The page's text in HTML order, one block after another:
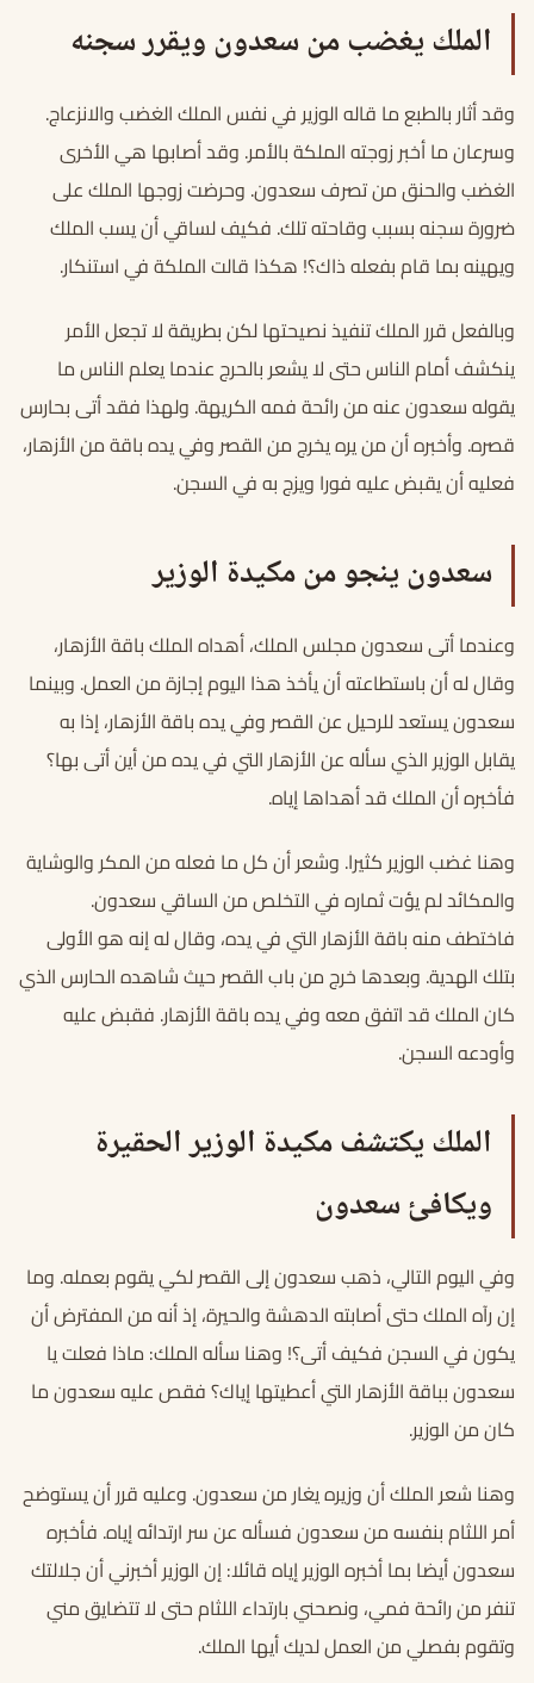
الملك يغضب من سعدون ويقرر سجنه
وقد أثار بالطبع ما قاله الوزير في نفس الملك الغضب والانزعاج.
وسرعان ما أخبر زوجته الملكة بالأمر. وقد أصابها هي الأخرى
الغضب والحنق من تصرف سعدون. وحرضت زوجها الملك على
ضرورة سجنه بسبب وقاحته تلك. فكيف لساقي أن يسب الملك
ويهينه بما قام بفعله ذاك؟! هكذا قالت الملكة في استنكار.
وبالفعل قرر الملك تنفيذ نصيحتها لكن بطريقة لا تجعل الأمر
ينكشف أمام الناس حتى لا يشعر بالحرج عندما يعلم الناس ما
يقوله سعدون عنه من رائحة فمه الكريهة. ولهذا فقد أتى بحارس
قصره. وأخبره أن من يره يخرج من القصر وفي يده باقة من الأزهار،
فعليه أن يقبض عليه فورا ويزج به في السجن.
سعدون ينجو من مكيدة الوزير
وعندما أتى سعدون مجلس الملك، أهداه الملك باقة الأزهار،
وقال له أن باستطاعته أن يأخذ هذا اليوم إجازة من العمل. وبينما
سعدون يستعد للرحيل عن القصر وفي يده باقة الأزهار، إذا به
يقابل الوزير الذي سأله عن الأزهار التي في يده من أين أتى بها؟
فأخبره أن الملك قد أهداها إياه.
وهنا غضب الوزير كثيرا. وشعر أن كل ما فعله من المكر والوشاية
والمكائد لم يؤت ثماره في التخلص من الساقي سعدون.
فاختطف منه باقة الأزهار التي في يده، وقال له إنه هو الأولى
بتلك الهدية. وبعدها خرج من باب القصر حيث شاهده الحارس الذي
كان الملك قد اتفق معه وفي يده باقة الأزهار. فقبض عليه
وأودعه السجن.
الملك يكتشف مكيدة الوزير الحقيرة
ويكافئ سعدون
وفي اليوم التالي، ذهب سعدون إلى القصر لكي يقوم بعمله. وما
إن رآه الملك حتى أصابته الدهشة والحيرة، إذ أنه من المفترض أن
يكون في السجن فكيف أتى؟! وهنا سأله الملك: ماذا فعلت يا
سعدون بباقة الأزهار التي أعطيتها إياك؟ فقص عليه سعدون ما
كان من الوزير.
وهنا شعر الملك أن وزيره يغار من سعدون. وعليه قرر أن يستوضح
أمر اللثام بنفسه من سعدون فسأله عن سر ارتدائه إياه. فأخبره
سعدون أيضا بما أخبره الوزير إياه قائلا: إن الوزير أخبرني أن جلالتك
تنفر من رائحة فمي، ونصحني بارتداء اللثام حتى لا تتضايق مني
وتقوم بفصلي من العمل لديك أيها الملك.